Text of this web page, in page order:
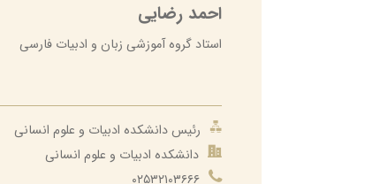
زبان و ادبیات انگلیسی
حوزه ریاست
احمد رضایی
استاد گروه آموزشی زبان و ادبیات فارسی
رئیس دانشکده ادبیات و علوم انسانی
دانشکده ادبیات و علوم انسانی
۰۲۵۳۲۱۰۳۶۶۶